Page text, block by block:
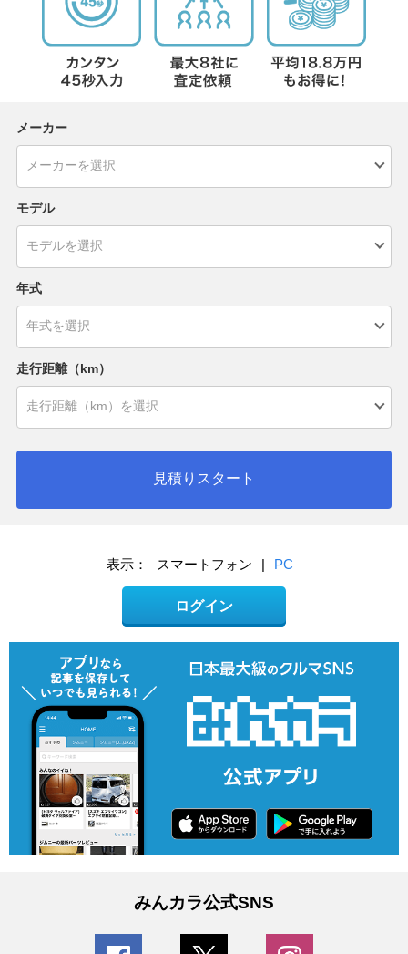
メーカー
モデル
年式
走行距離（km）
見積りスタート
表示： スマートフォン | PC
ログイン
みんカラ公式SNS